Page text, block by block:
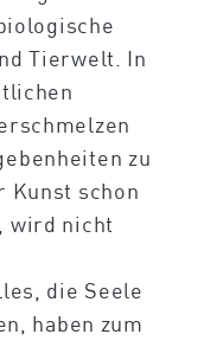
Tierwelt. In
zu
Kunst schon
wird nicht
die Seele
haben zum